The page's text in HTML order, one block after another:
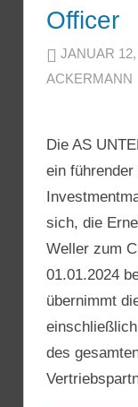
Officer
JANUAR
ACKERMANN
Die AS
ein
sich, die
Weller zum
01.01.2024
übernimmt
des